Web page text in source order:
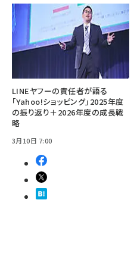
LINEヤフーの責任者が語る
「Yahoo!ショッピング」2025年度
の振り返り＋2026年度の成長戦
略
3月10日 7:00